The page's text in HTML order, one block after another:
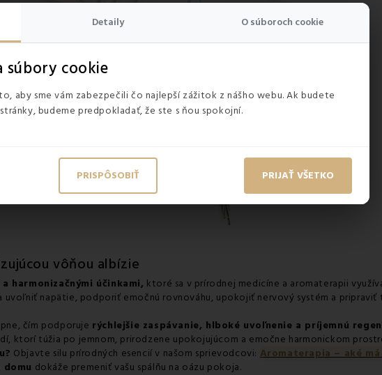
Detaily O súboroch cookie
súbory cookie
aby sme vám zabezpečili čo najlepší zážitok z nášho webu. Ak budete
budeme predpokladať, že ste s ňou spokojní.
PRISPÔSOBIŤ PRIJAŤ VŠETKO
vôňou albízie
harmonizačnými účinkami, ktoré sa v prírodnej medicíne a aromaterapii
uvoľniť napätie, podporiť emočnú rovnováhu, upokojiť nervový systém a pripraviť
čím podporuje rýchlejšie zaspávanie, hlboké uvoľnenie a príjemnú
ktorí túžia po jemnom, prirodzene upokojujúcom a emočne harmonickom
Objavte silu prírodných esencií v našom sprievodcovi: Aromaterapia – aké
dokáže premeniť vašu spálňu na oázu pokoja.